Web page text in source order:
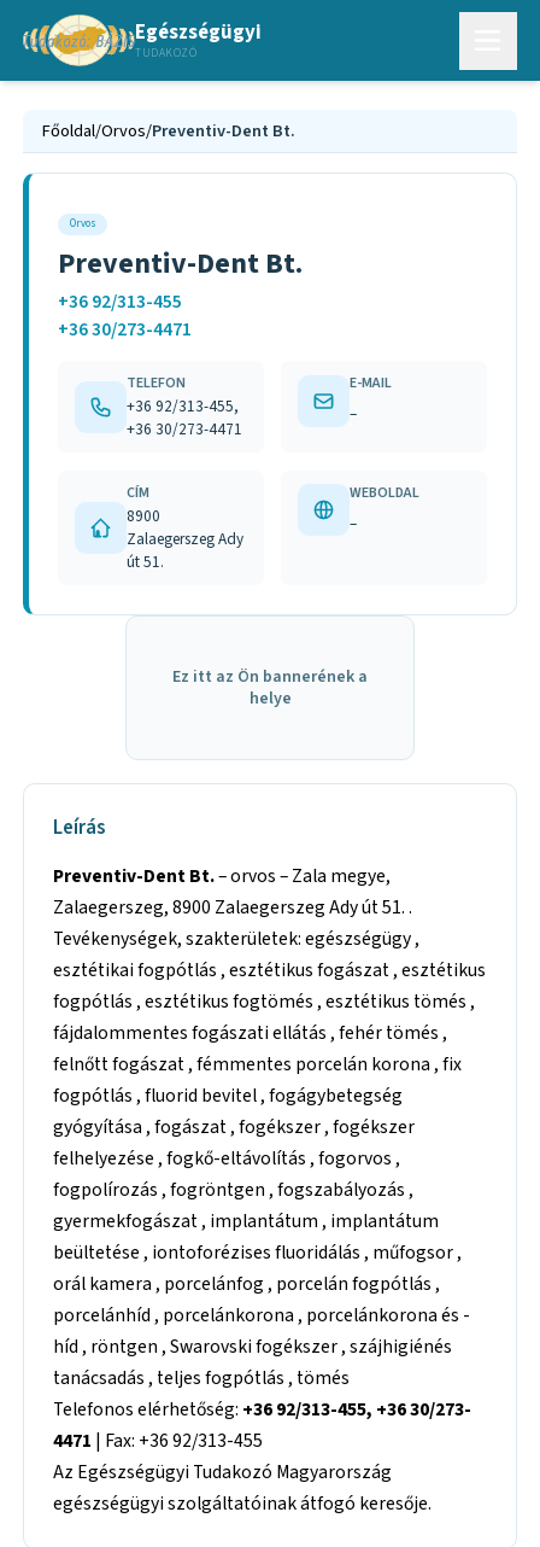
Egészségügyi
TUDAKOZÓ
Főoldal/Orvos/Preventiv-Dent Bt.
Orvos
Preventiv-Dent Bt.
+36 92/313-455
+36 30/273-4471
TELEFON
+36 92/313-455,
+36 30/273-4471
E-MAIL
–
CÍM
8900
Zalaegerszeg Ady
út 51.
WEBOLDAL
–
Ez itt az Ön bannerének a
helye
Leírás
Preventiv-Dent Bt.– orvos – Zala megye,
Zalaegerszeg, 8900 Zalaegerszeg Ady út 51. .
Tevékenységek, szakterületek: egészségügy ,
esztétikai fogpótlás , esztétikus fogászat , esztétikus
fogpótlás , esztétikus fogtömés , esztétikus tömés ,
fájdalommentes fogászati ellátás , fehér tömés ,
felnőtt fogászat , fémmentes porcelán korona , fix
fogpótlás , fluorid bevitel , fogágybetegség
gyógyítása , fogászat , fogékszer , fogékszer
felhelyezése , fogkő-eltávolítás , fogorvos ,
fogpolírozás , fogröntgen , fogszabályozás ,
gyermekfogászat , implantátum , implantátum
beültetése , iontoforézises fluoridálás , műfogsor ,
orál kamera , porcelánfog , porcelán fogpótlás ,
porcelánhíd , porcelánkorona , porcelánkorona és -
híd , röntgen , Swarovski fogékszer , szájhigiénés
tanácsadás , teljes fogpótlás , tömés
Telefonos elérhetőség: +36 92/313-455, +36 30/273-
4471 | Fax: +36 92/313-455
Az Egészségügyi Tudakozó Magyarország
egészségügyi szolgáltatóinak átfogó keresője.